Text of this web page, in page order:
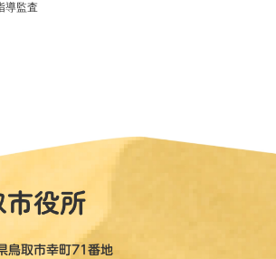
導監査
鳥取市幸町71番地